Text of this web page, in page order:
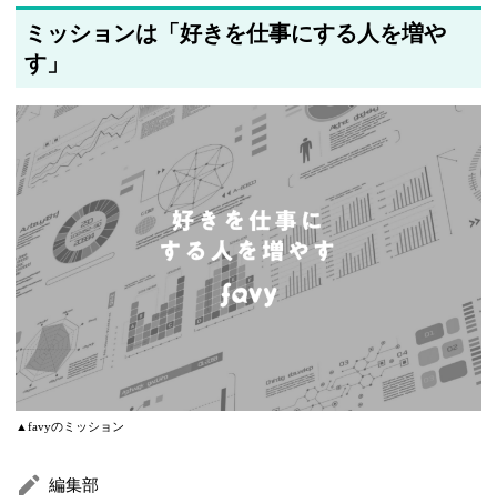
ミッションは「好きを仕事にする人を増や
す」
▲favyのミッション
編集部